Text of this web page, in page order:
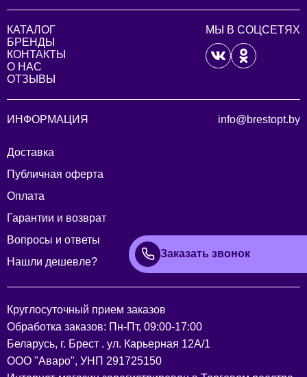
КАТАЛОГ
БРЕНДЫ
КОНТАКТЫ
О НАС
ОТЗЫВЫ
МЫ В СОЦСЕТЯХ
ИНФОРМАЦИЯ
Доставка
Публичная оферта
Оплата
Гарантии и возврат
Вопросы и ответы
Нашли дешевле?
info@brestopt.by
Заказать звонок
Круглосуточный прием заказов
Обработка заказов: Пн-Пт, 09:00-17:00
Беларусь, г. Брест . ул. Карьерная 12А/1
ООО "Аваро", УНП 291725150